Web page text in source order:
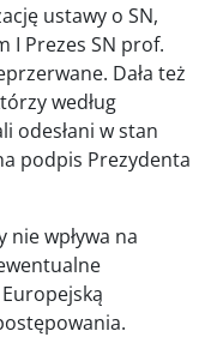
ustawy o SN,
I Prezes SN prof.
Dała też
według
odesłani w stan
podpis Prezydenta
nie wpływa na